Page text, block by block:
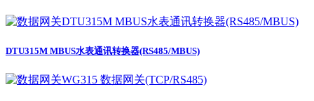
DTU315M MBUS水表通讯转换器(RS485/MBUS)